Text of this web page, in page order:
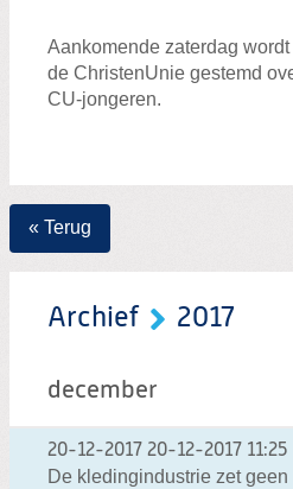
Aankomende zaterdag
de ChristenUnie gestemd
CU-jongeren.
« Terug
Archief 2017
december
20-12-2017 20-12-2017 11:25
De kledingindustrie zet